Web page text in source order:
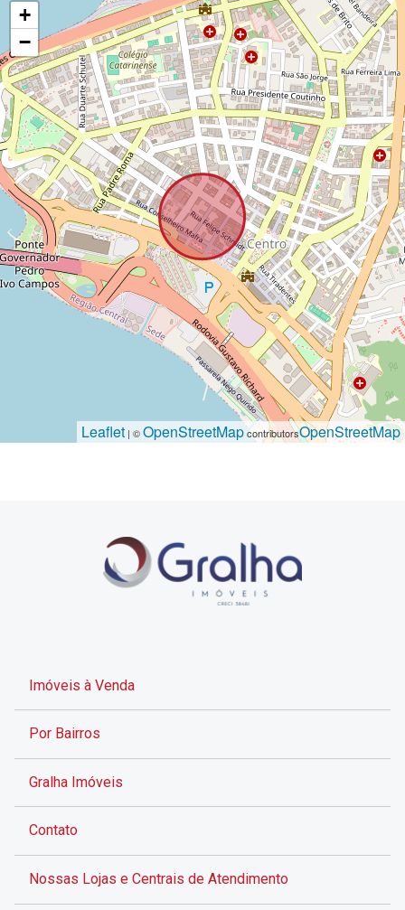
+
−
Leaflet | ©OpenStreetMapcontributorsOpenStreetMap
Imóveis à Venda
Por Bairros
Gralha Imóveis
Contato
Nossas Lojas e Centrais de Atendimento